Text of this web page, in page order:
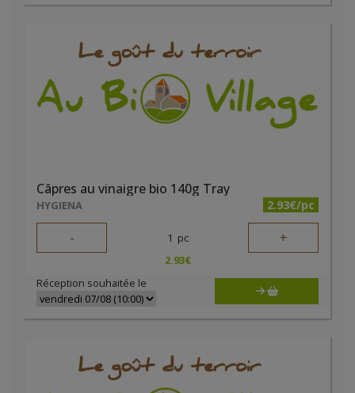
Câpres au vinaigre bio 140g Tray
HYGIENA 2.93€/pc
- 1 pc +
2.93€
Réception souhaitée le